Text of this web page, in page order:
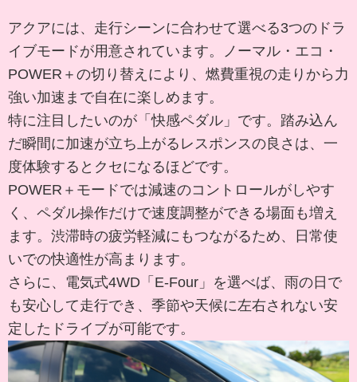
アクアには、走行シーンに合わせて選べる3つのドラ
イブモードが用意されています。ノーマル・エコ・
POWER＋の切り替えにより、燃費重視の走りから力
強い加速まで自在に楽しめます。
特に注目したいのが「快感ペダル」です。踏み込ん
だ瞬間に加速が立ち上がるレスポンスの良さは、一
度体験するとクセになるほどです。
POWER＋モードでは減速のコントロールがしやす
く、ペダル操作だけで速度調整ができる場面も増え
ます。渋滞時の疲労軽減にもつながるため、日常使
いでの快適性が高まります。
さらに、電気式4WD「E-Four」を選べば、雨の日で
も安心して走行でき、季節や天候に左右されない安
定したドライブが可能です。